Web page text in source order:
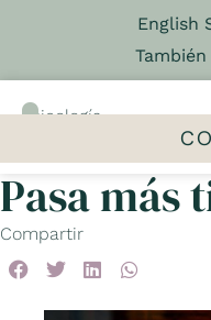
English
Psicología
Pasa más
Compartir